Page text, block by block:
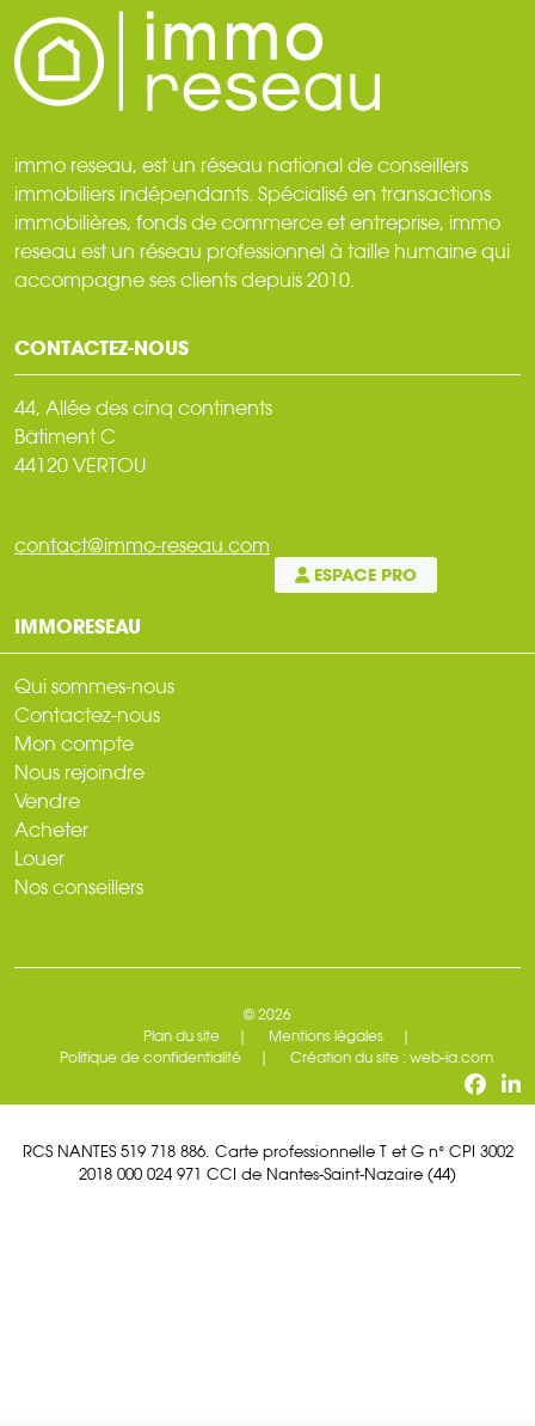
immo reseau, est un réseau national de conseillers
immobiliers indépendants. Spécialisé en transactions
immobilières, fonds de commerce et entreprise, immo
reseau est un réseau professionnel à taille humaine qui
accompagne ses clients depuis 2010.
CONTACTEZ-NOUS
44, Allée des cinq continents
Bâtiment C
44120 VERTOU
contact@immo-reseau.com
ESPACE PRO
IMMORESEAU
Qui sommes-nous
Contactez-nous
Mon compte
Nous rejoindre
Vendre
Acheter
Louer
Nos conseillers
© 2026
Plan du site
Mentions légales
Politique de confidentialité
Création du site : web-ia.com
RCS NANTES 519 718 886. Carte professionnelle T et G n° CPI 3002
2018 000 024 971 CCI de Nantes-Saint-Nazaire (44)